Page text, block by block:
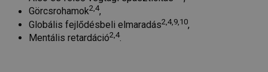
Görcsrohamok2,4,
Globális fejlődésbeli elmaradás2,4,9,10,
Mentális retardáció2,4.